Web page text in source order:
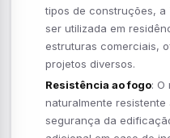
tipos de construções, a
ser utilizada em
estruturas comerciais,
projetos diversos.
Resistência ao fogo: O
naturalmente
segurança da